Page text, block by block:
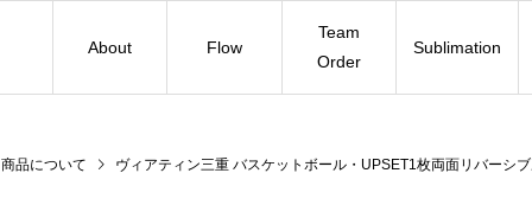
About Flow
Team
Order
Sublimation
商品について ヴィアティン三重 バスケットボール・UPSET1枚両面リバーシ